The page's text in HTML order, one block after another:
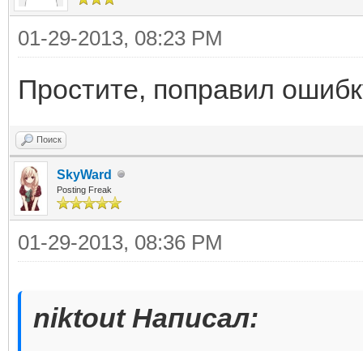
01-29-2013, 08:23 PM
Простите, поправил
Поиск
SkyWard
Posting Freak
01-29-2013, 08:36 PM
niktout Написал: